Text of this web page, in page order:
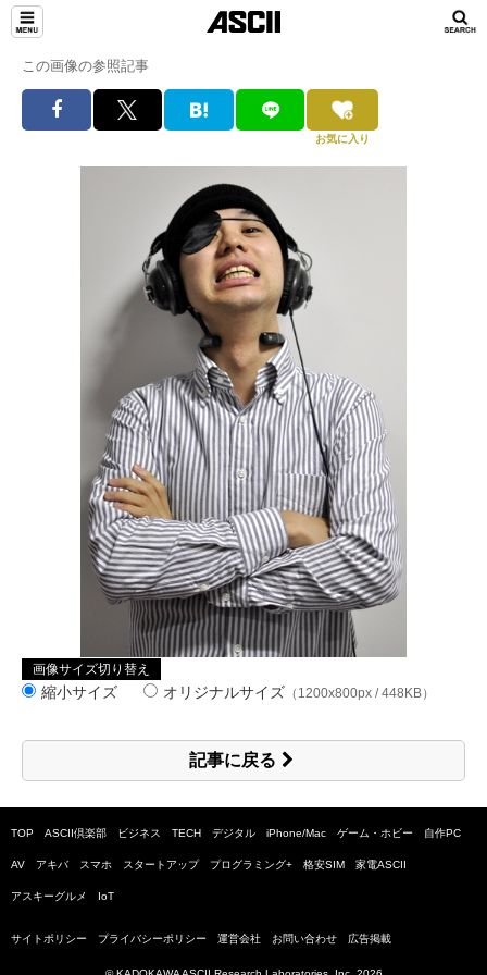
この画像の参照記事
お気に入り
画像サイズ切り替え
縮小サイズ オリジナルサイズ （1200x800px / 448KB）
記事に戻る
TOP ASCII倶楽部 ビジネス TECH デジタル iPhone/Mac ゲーム・ホビー 自作PC
AV アキバ スマホ スタートアップ プログラミング+ 格安SIM 家電ASCII
アスキーグルメ IoT
サイトポリシー プライバシーポリシー 運営会社 お問い合わせ 広告掲載